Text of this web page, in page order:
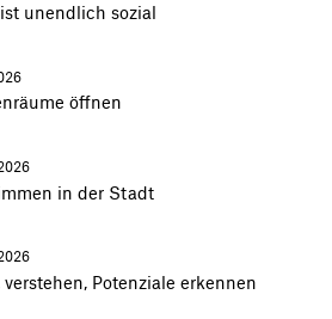
unendlich sozial
öffnen
in der Stadt
verstehen, Potenziale erkennen